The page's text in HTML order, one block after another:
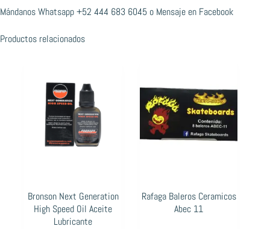
Mándanos Whatsapp+52 444 683 6045 o Mensaje en Facebook
Productos relacionados
Bronson Next Generation
High Speed Oil Aceite
Lubricante
Rafaga Baleros Ceramicos
Abec 11